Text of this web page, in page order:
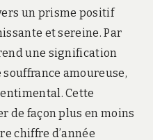
un prisme positif
et sereine. Par
une signification
amoureuse,
Cette
de façon plus en moins
chiffre d’année